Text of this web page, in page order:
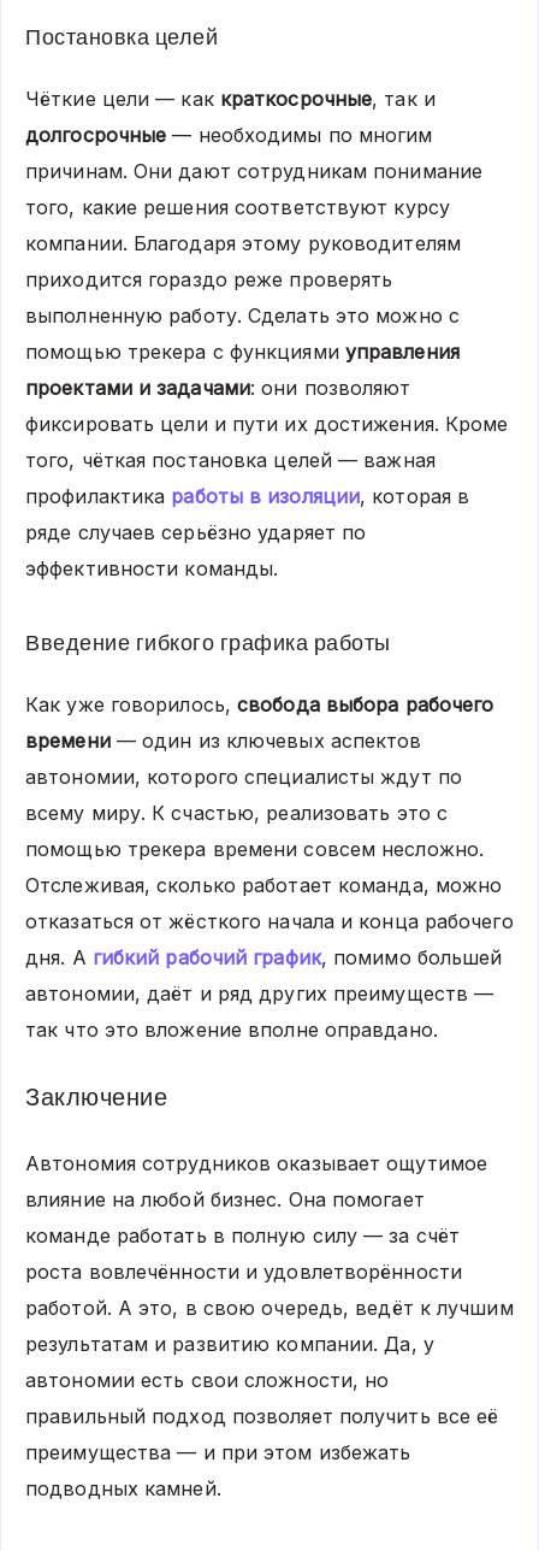
Постановка целей
Чёткие цели — как краткосрочные, так и
долгосрочные — необходимы по многим
причинам. Они дают сотрудникам понимание
того, какие решения соответствуют курсу
компании. Благодаря этому руководителям
приходится гораздо реже проверять
выполненную работу. Сделать это можно с
помощью трекера с функциями управления
проектами и задачами: они позволяют
фиксировать цели и пути их достижения. Кроме
того, чёткая постановка целей — важная
профилактика работы в изоляции, которая в
ряде случаев серьёзно ударяет по
эффективности команды.
Введение гибкого графика работы
Как уже говорилось, свобода выбора рабочего
времени— один из ключевых аспектов
автономии, которого специалисты ждут по
всему миру. К счастью, реализовать это с
помощью трекера времени совсем несложно.
Отслеживая, сколько работает команда, можно
отказаться от жёсткого начала и конца рабочего
дня. А гибкий рабочий график, помимо большей
автономии, даёт и ряд других преимуществ —
так что это вложение вполне оправдано.
Заключение
Автономия сотрудников оказывает ощутимое
влияние на любой бизнес. Она помогает
команде работать в полную силу — за счёт
роста вовлечённости и удовлетворённости
работой. А это, в свою очередь, ведёт к лучшим
результатам и развитию компании. Да, у
автономии есть свои сложности, но
правильный подход позволяет получить все её
преимущества — и при этом избежать
подводных камней.